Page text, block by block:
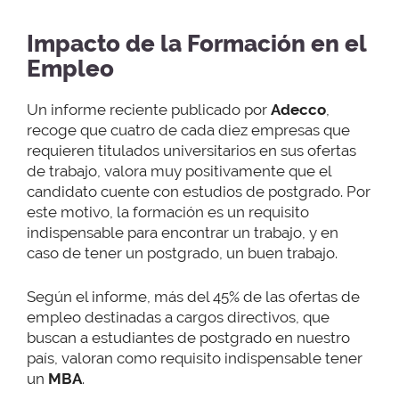
Impacto de la Formación en el
Empleo
Un informe reciente publicado por Adecco,
recoge que cuatro de cada diez empresas que
requieren titulados universitarios en sus ofertas
de trabajo, valora muy positivamente que el
candidato cuente con estudios de postgrado. Por
este motivo, la formación es un requisito
indispensable para encontrar un trabajo, y en
caso de tener un postgrado, un buen trabajo.
Según el informe, más del 45% de las ofertas de
empleo destinadas a cargos directivos, que
buscan a estudiantes de postgrado en nuestro
país, valoran como requisito indispensable tener
un MBA.